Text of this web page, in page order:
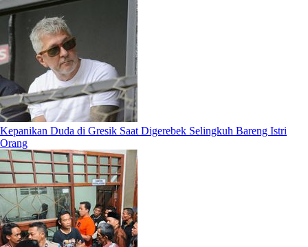
Kepanikan Duda di Gresik Saat Digerebek Selingkuh Bareng Istri
Orang